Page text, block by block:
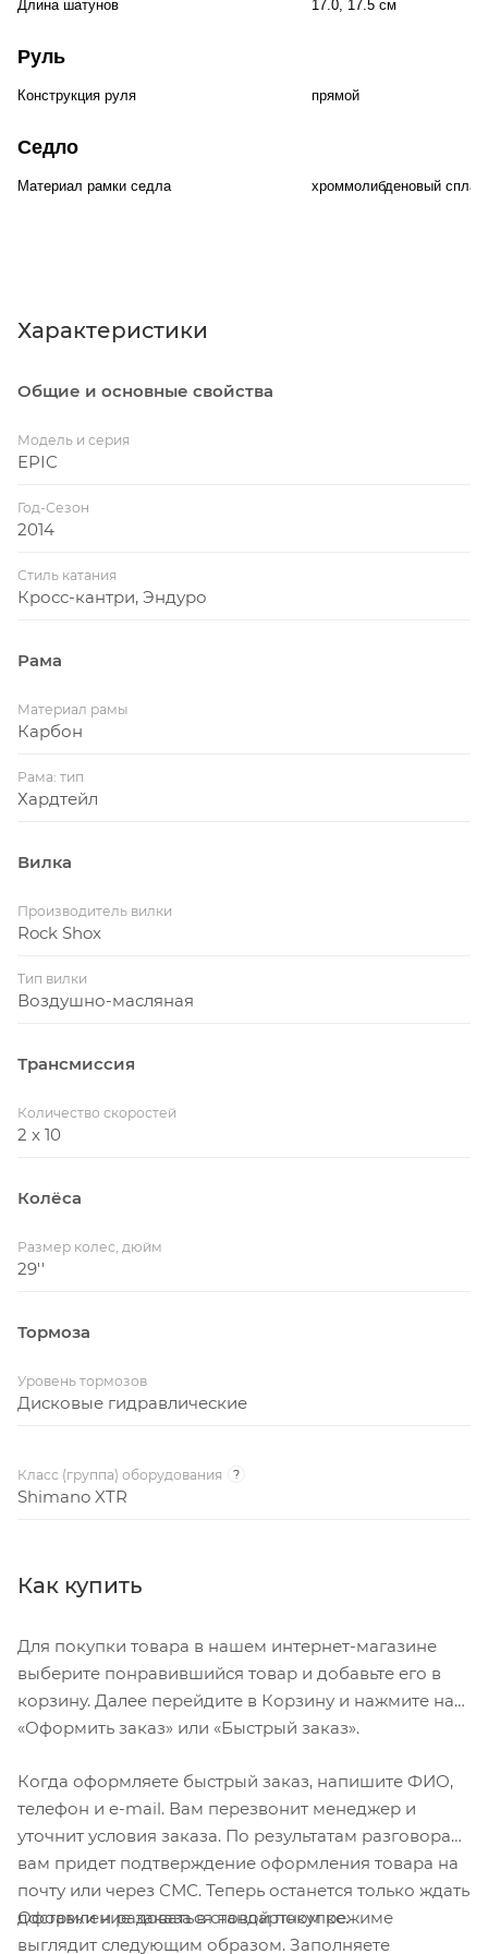
Длина шатунов 17.0, 17.5 см
Руль
Конструкция руля прямой
Седло
Материал рамки седла хроммолибденовый сплав
Характеристики
Общие и основные свойства
Модель и серия
EPIC
Год-Сезон
2014
Стиль катания
Кросс-кантри, Эндуро
Рама
Материал рамы
Карбон
Рама: тип
Хардтейл
Вилка
Производитель вилки
Rock Shox
Тип вилки
Воздушно-масляная
Трансмиссия
Количество скоростей
2 x 10
Колёса
Размер колес, дюйм
29''
Тормоза
Уровень тормозов
Дисковые гидравлические
Класс (группа) оборудования ?
Shimano XTR
Как купить
Для покупки товара в нашем интернет-магазине
выберите понравившийся товар и добавьте его в
корзину. Далее перейдите в Корзину и нажмите на
«Оформить заказ» или «Быстрый заказ».
Когда оформляете быстрый заказ, напишите ФИО,
телефон и e-mail. Вам перезвонит менеджер и
уточнит условия заказа. По результатам разговора
вам придет подтверждение оформления товара на
почту или через СМС. Теперь останется только ждать
доставки и радоваться новой покупке.
Оформление заказа в стандартном режиме
выглядит следующим образом. Заполняете